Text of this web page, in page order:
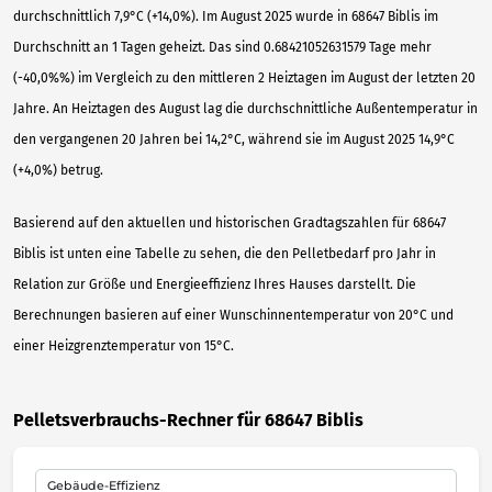
durchschnittlich 7,9°C (+14,0%). Im August 2025 wurde in 68647 Biblis im
Durchschnitt an 1 Tagen geheizt. Das sind 0.68421052631579 Tage mehr
(-40,0%%) im Vergleich zu den mittleren 2 Heiztagen im August der letzten 20
Jahre. An Heiztagen des August lag die durchschnittliche Außentemperatur in
den vergangenen 20 Jahren bei 14,2°C, während sie im August 2025 14,9°C
(+4,0%) betrug.
Basierend auf den aktuellen und historischen Gradtagszahlen für 68647
Biblis ist unten eine Tabelle zu sehen, die den Pelletbedarf pro Jahr in
Relation zur Größe und Energieeffizienz Ihres Hauses darstellt. Die
Berechnungen basieren auf einer Wunschinnentemperatur von 20°C und
einer Heizgrenztemperatur von 15°C.
Pelletsverbrauchs-Rechner für 68647 Biblis
Gebäude-Effizienz